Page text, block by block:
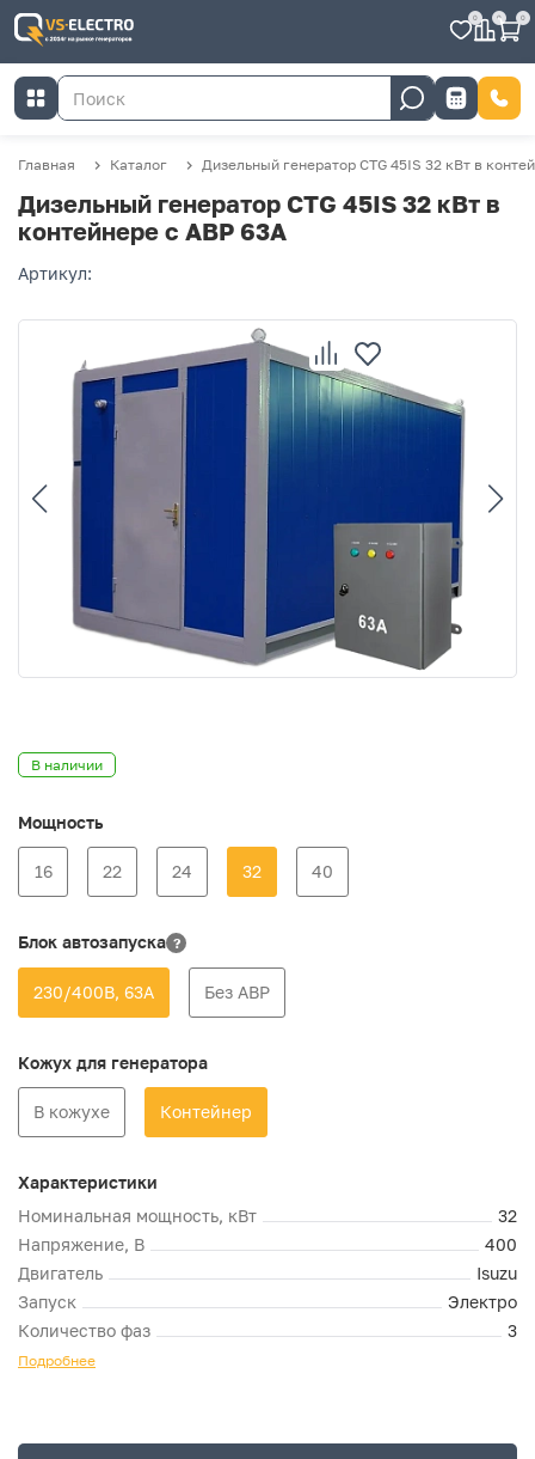
0 0 0
Главная Каталог Дизельный генератор CTG 45IS 32 кВт в
Дизельный генератор CTG 45IS 32 кВт в
контейнере с АВР 63А
Артикул:
В наличии
Мощность
16 22 24 32 40
Блок автозапуска ?
230/400В, 63А Без АВР
Кожух для генератора
В кожухе Контейнер
Характеристики
Номинальная мощность, кВт
32
Напряжение, В
400
Двигатель
Isuzu
Запуск
Электро
Количество фаз
3
Подробнее